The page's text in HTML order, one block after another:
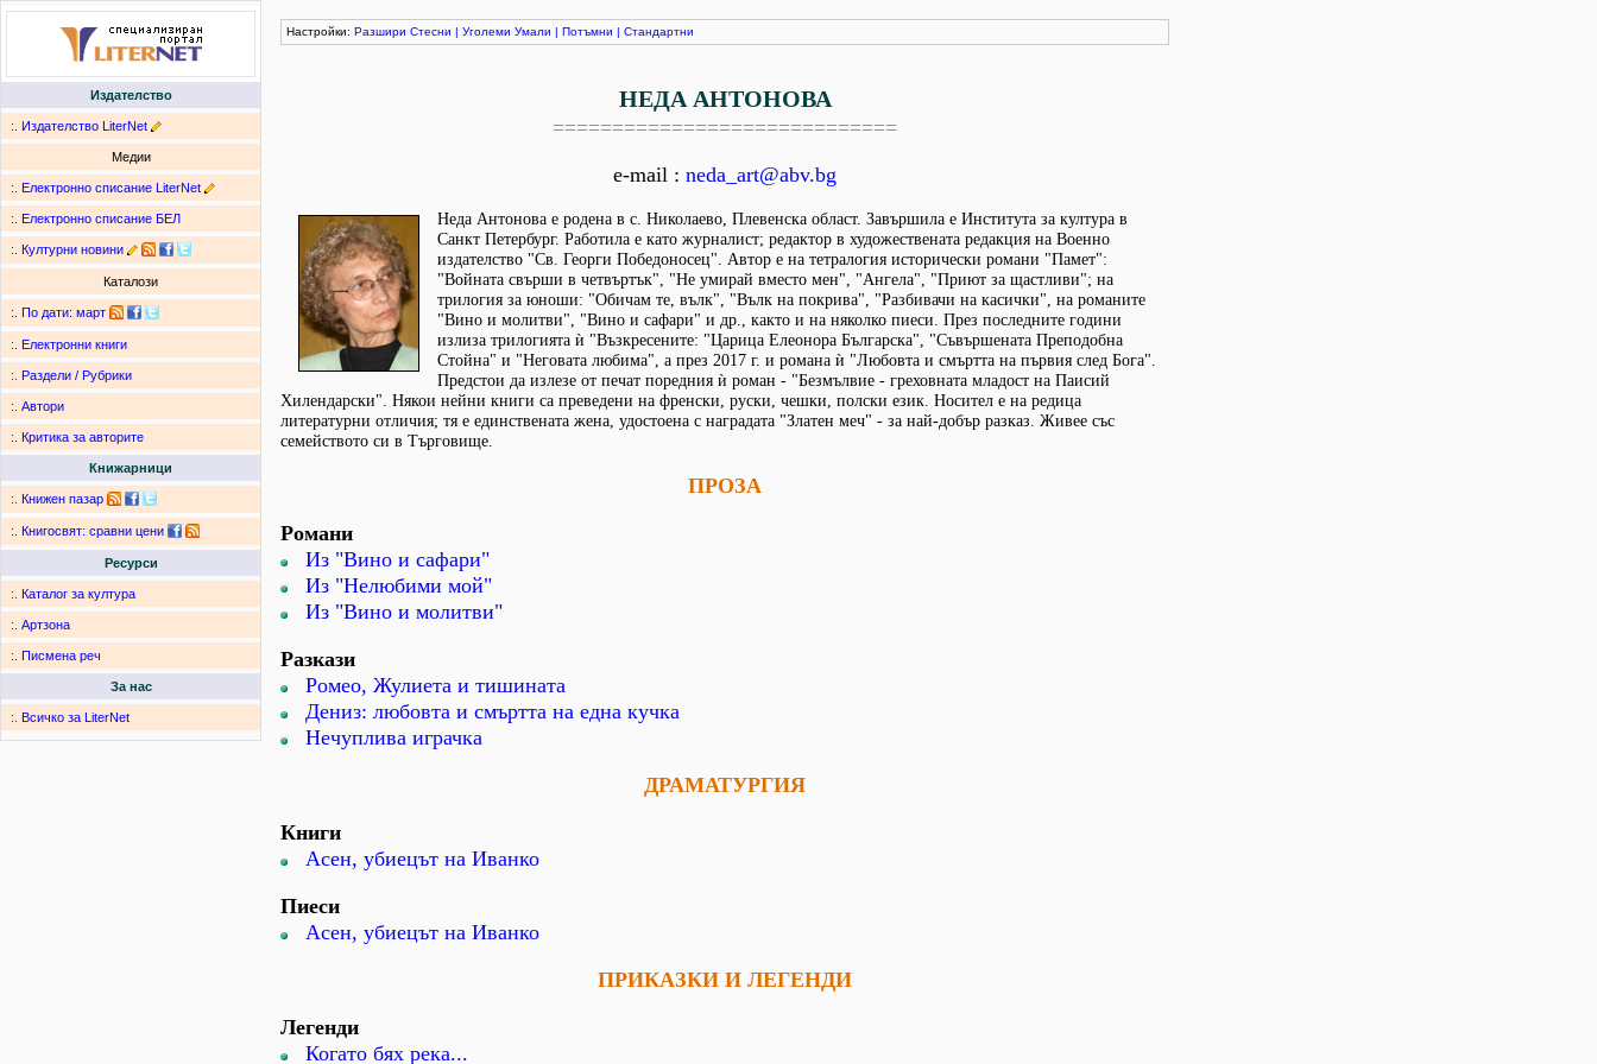
Издателство
:. Издателство LiterNet
Медии
:. Електронно списание LiterNet
:. Електронно списание БЕЛ
:. Културни новини
Каталози
:. По дати: март
:. Електронни книги
:. Раздели / Рубрики
:. Автори
:. Критика за авторите
Книжарници
:. Книжен пазар
:. Книгосвят: сравни цени
Ресурси
:. Каталог за култура
:. Артзона
:. Писмена реч
За нас
:. Всичко за LiterNet
Настройки: Разшири Стесни | Уголеми Умали | Потъмни | Стандартни
НЕДА АНТОНОВА
=============================
e-mail : neda_art@abv.bg
Неда Антонова е родена в с. Николаево, Плевенска област. Завършила е Института за култура в
Санкт Петербург. Работила е като журналист; редактор в художествената редакция на Военно
издателство "Св. Георги Победоносец". Автор е на тетралогия исторически романи "Памет":
"Войната свърши в четвъртък", "Не умирай вместо мен", "Ангела", "Приют за щастливи"; на
трилогия за юноши: "Обичам те, вълк", "Вълк на покрива", "Разбивачи на касички", на романите
"Вино и молитви", "Вино и сафари" и др., както и на няколко пиеси. През последните години
излиза трилогията ѝ "Възкресените: "Царица Елеонора Българска", "Съвършената Преподобна
Стойна" и "Неговата любима", а през 2017 г. и романа ѝ "Любовта и смъртта на първия след Бога".
Предстои да излезе от печат поредния ѝ роман - "Безмълвие - греховната младост на Паисий
Хилендарски". Някои нейни книги са преведени на френски, руски, чешки, полски език. Носител е на редица
литературни отличия; тя е единствената жена, удостоена с наградата "Златен меч" - за най-добър разказ. Живее със
семейството си в Търговище.
ПРОЗА
Романи
Из "Вино и сафари"
Из "Нелюбими мой"
Из "Вино и молитви"
Разкази
Ромео, Жулиета и тишината
Дениз: любовта и смъртта на една кучка
Нечуплива играчка
ДРАМАТУРГИЯ
Книги
Асен, убиецът на Иванко
Пиеси
Асен, убиецът на Иванко
ПРИКАЗКИ И ЛЕГЕНДИ
Легенди
Когато бях река...